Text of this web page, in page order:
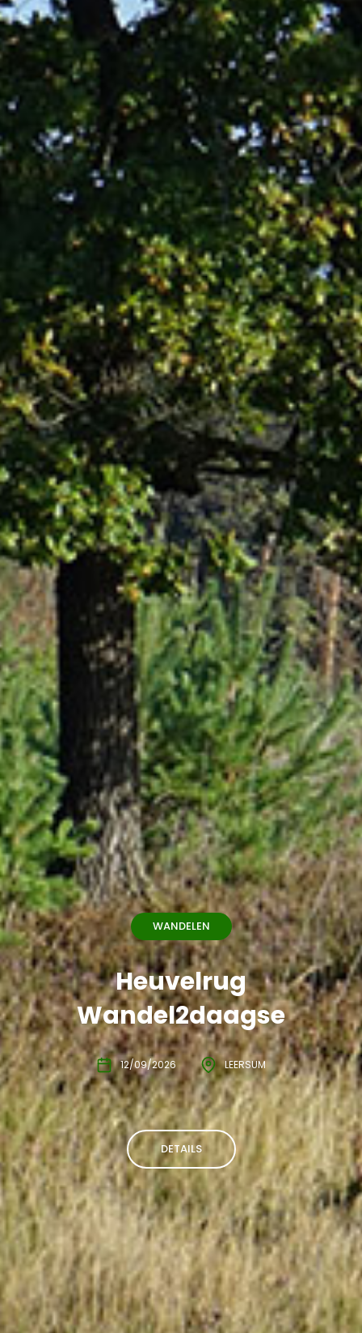
WANDELEN
Heuvelrug
Wandel2daagse
12/09/2026 LEERSUM
DETAILS